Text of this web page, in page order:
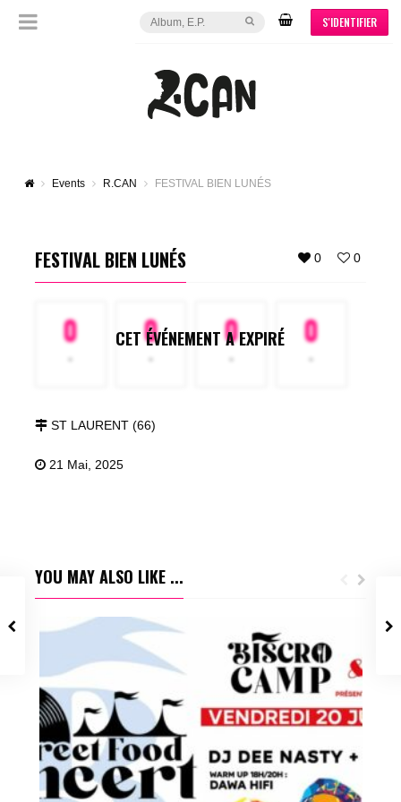
S'IDENTIFIER
Events R.CAN FESTIVAL BIEN LUNÉS
0 0
FESTIVAL BIEN LUNÉS
0
-
0
-
0
-
0
-
CET ÉVÉNEMENT A EXPIRÉ
ST LAURENT (66)
21 Mai, 2025
YOU MAY ALSO LIKE ...